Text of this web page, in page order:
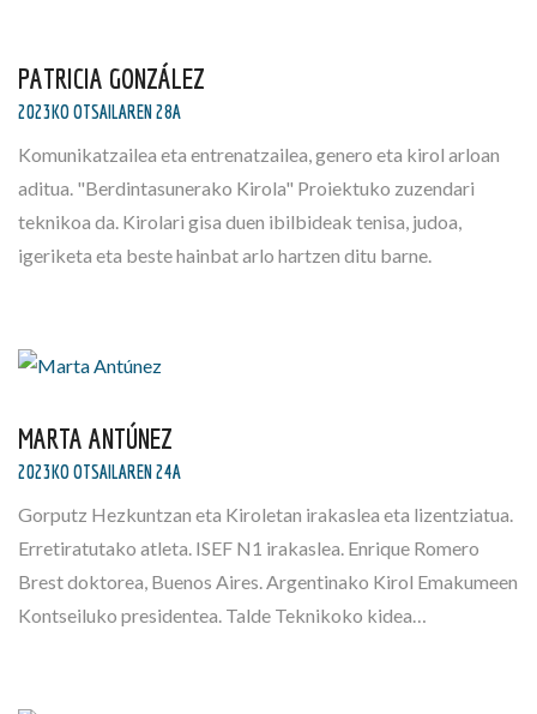
PATRICIA GONZÁLEZ
2023KO OTSAILAREN 28A
Komunikatzailea eta entrenatzailea, genero eta kirol arloan
aditua. "Berdintasunerako Kirola" Proiektuko zuzendari
teknikoa da. Kirolari gisa duen ibilbideak tenisa, judoa,
igeriketa eta beste hainbat arlo hartzen ditu barne.
MARTA ANTÚNEZ
2023KO OTSAILAREN 24A
Gorputz Hezkuntzan eta Kiroletan irakaslea eta lizentziatua.
Erretiratutako atleta. ISEF N1 irakaslea. Enrique Romero
Brest doktorea, Buenos Aires. Argentinako Kirol Emakumeen
Kontseiluko presidentea. Talde Teknikoko kidea…